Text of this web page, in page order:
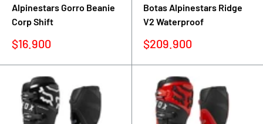
Alpinestars Gorro Beanie
Corp Shift
Precio
venta
$16.900
Botas Alpinestars Ridge
V2 Waterproof
Precio
venta
$209.900